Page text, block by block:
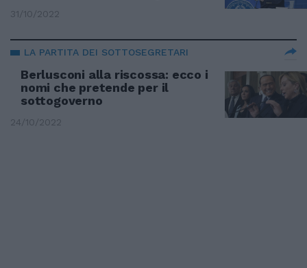
31/10/2022
LA PARTITA DEI SOTTOSEGRETARI
Berlusconi alla riscossa: ecco i
nomi che pretende per il
sottogoverno
24/10/2022